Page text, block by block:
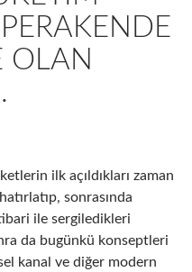
OLAN
ilk açıldıkları zaman
sonrasında
ile sergiledikleri
da bugünkü konseptleri
kanal ve diğer modern